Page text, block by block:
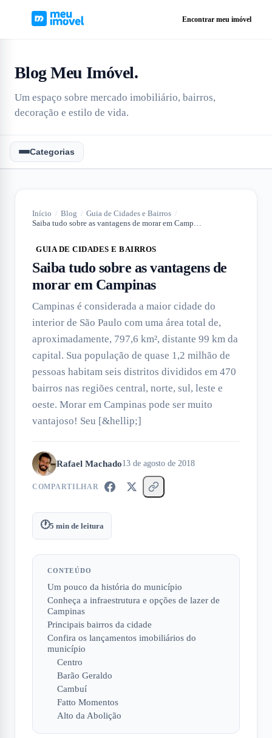
Encontrar meu imóvel
Blog Meu Imóvel.
Um espaço sobre mercado imobiliário, bairros,
decoração e estilo de vida.
Categorias
Início / Blog / Guia de Cidades e Bairros /
Saiba tudo sobre as vantagens de morar em Campinas
GUIA DE CIDADES E BAIRROS
Saiba tudo sobre as vantagens de
morar em Campinas
Campinas é considerada a maior cidade do
interior de São Paulo com uma área total de,
aproximadamente, 797,6 km², distante 99 km da
capital. Sua população de quase 1,2 milhão de
pessoas habitam seis distritos divididos em 470
bairros nas regiões central, norte, sul, leste e
oeste. Morar em Campinas pode ser muito
vantajoso! Seu [&hellip;]
Rafael Machado13 de agosto de 2018
COMPARTILHAR
🕐5 min de leitura
CONTEÚDO
Um pouco da história do município
Conheça a infraestrutura e opções de lazer de
Campinas
Principais bairros da cidade
Confira os lançamentos imobiliários do
município
Centro
Barão Geraldo
Cambuí
Fatto Momentos
Alto da Abolição